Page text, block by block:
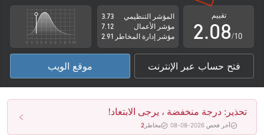
مخاطر عالية
تقييم
1
2
3
4
5
6
.0
1
2
3
4
7
8
9
/10
المؤشر التنظيمي
3.73
مؤشر الأعمال
7.12
مؤشر إدارة المخاطر 2.91
فتح حساب عبر الإنترنت موقع الويب
تحذير: درجة منخفضة ، يرجى الابتعاد!
آخر فحص 2026-08-08 مخاطر 2